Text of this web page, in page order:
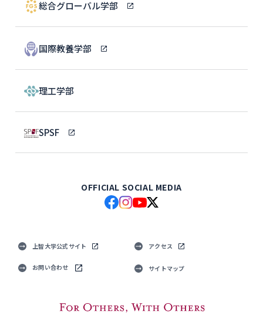
総合グローバル学部
国際教養学部
理工学部
SPSF
OFFICIAL SOCIAL MEDIA
上智大学公式サイト アクセス
お問い合わせ サイトマップ